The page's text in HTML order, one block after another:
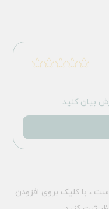
بیان کنید
، با کلیک بروی افزودن